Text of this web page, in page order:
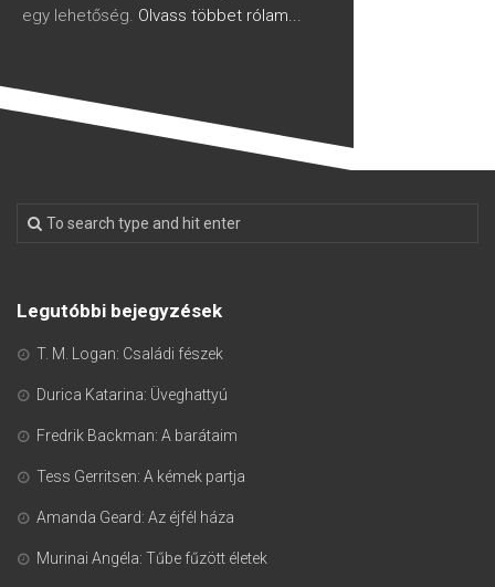
egy lehetőség. Olvass többet rólam...
Legutóbbi bejegyzések
T. M. Logan: Családi fészek
Durica Katarina: Üveghattyú
Fredrik Backman: A barátaim
Tess Gerritsen: A kémek partja
Amanda Geard: Az éjfél háza
Murinai Angéla: Tűbe fűzött életek